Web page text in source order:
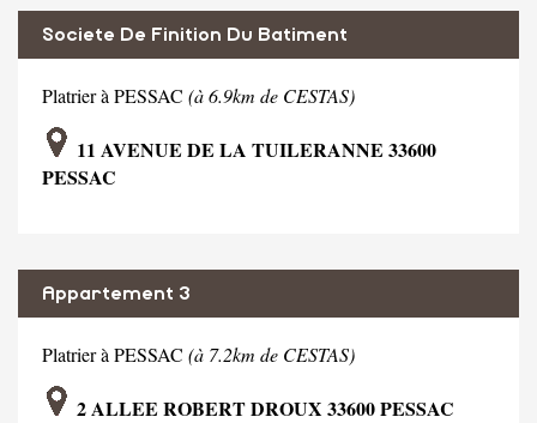
Societe De Finition Du Batiment
Platrier à PESSAC (à 6.9km de CESTAS)
11 AVENUE DE LA TUILERANNE 33600
PESSAC
Appartement 3
Platrier à PESSAC (à 7.2km de CESTAS)
2 ALLEE ROBERT DROUX 33600 PESSAC